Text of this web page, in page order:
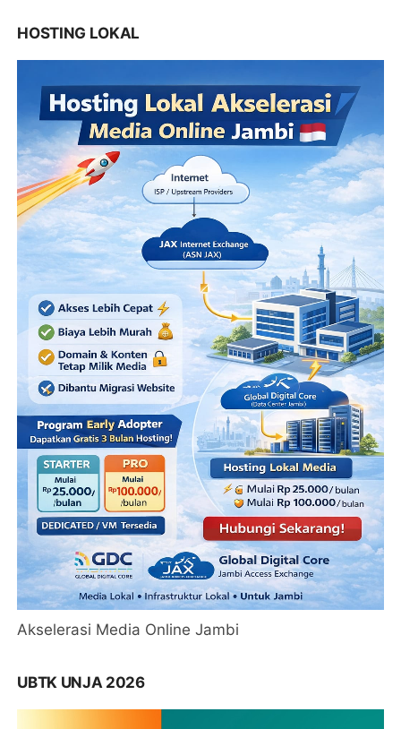
HOSTING LOKAL
Akselerasi Media Online Jambi
UBTK UNJA 2026